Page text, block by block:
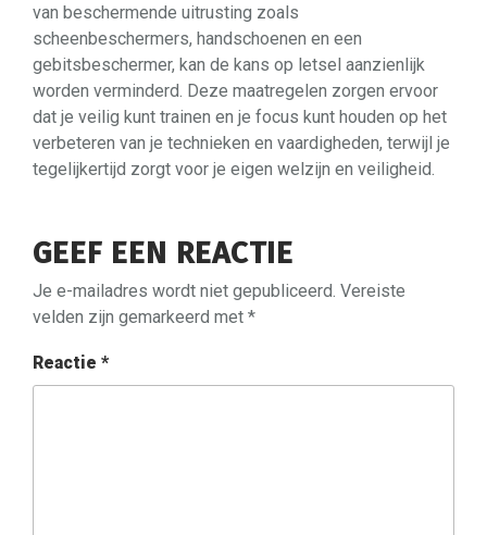
van beschermende uitrusting zoals
scheenbeschermers, handschoenen en een
gebitsbeschermer, kan de kans op letsel aanzienlijk
worden verminderd. Deze maatregelen zorgen ervoor
dat je veilig kunt trainen en je focus kunt houden op het
verbeteren van je technieken en vaardigheden, terwijl je
tegelijkertijd zorgt voor je eigen welzijn en veiligheid.
GEEF EEN REACTIE
Je e-mailadres wordt niet gepubliceerd. Vereiste
velden zijn gemarkeerd met *
Reactie *